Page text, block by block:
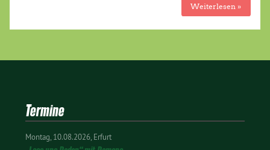
Weiterlesen »
Termine
Montag 10.08.2026 Erfurt